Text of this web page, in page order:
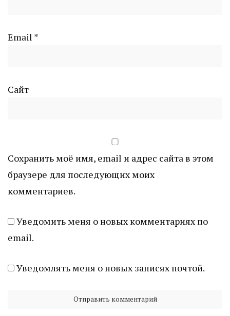
Email *
Сайт
Сохранить моё имя, email и адрес сайта в этом
браузере для последующих моих
комментариев.
Уведомить меня о новых комментариях по
email.
Уведомлять меня о новых записях почтой.